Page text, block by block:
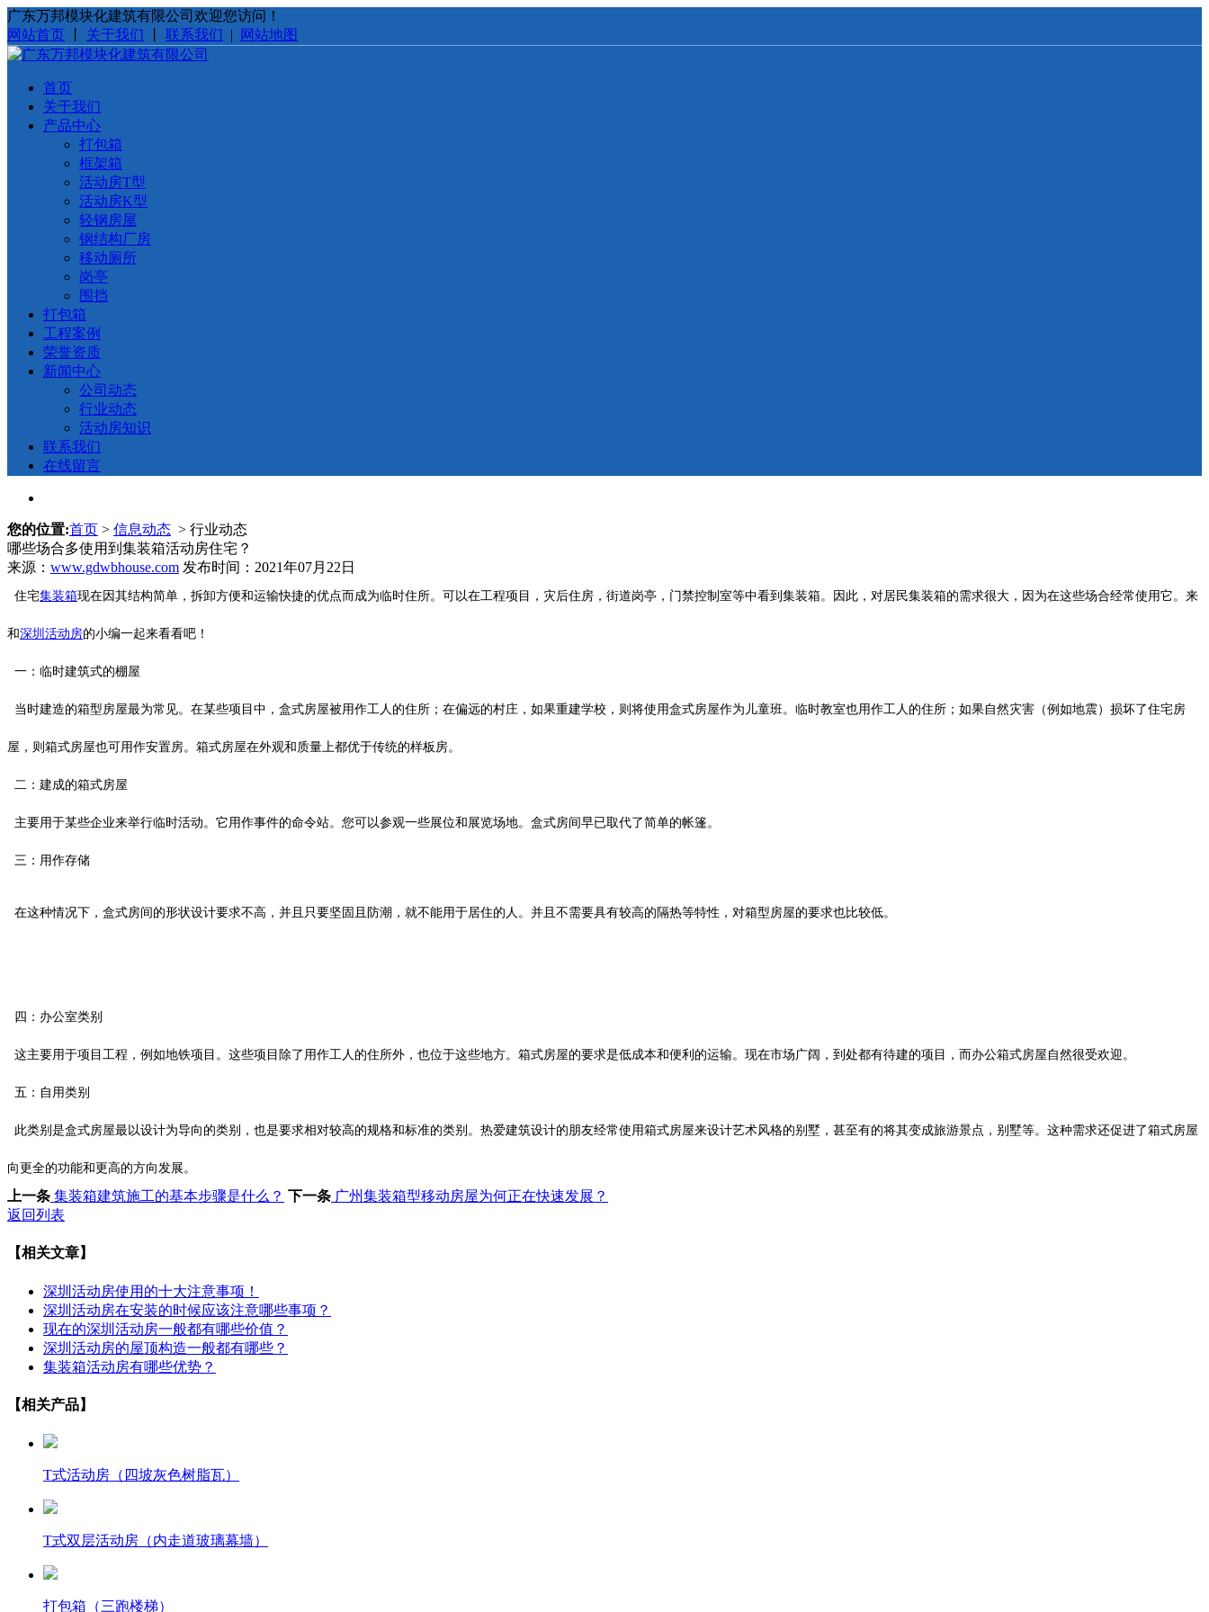
广东万邦模块化建筑有限公司欢迎您访问！
网站首页
关于我们 联系我们 | 网站地图
首页
关于我们
产品中心
打包箱
框架箱
活动房T型
活动房K型
轻钢房屋
钢结构厂房
移动厕所
岗亭
围挡
打包箱
工程案例
荣誉资质
新闻中心
公司动态
行业动态
活动房知识
联系我们
在线留言
您的位置:首页 > 信息动态 > 行业动态
哪些场合多使用到集装箱活动房住宅？
来源： www.gdwbhouse.com 发布时间：2021年07月22日
住宅集装箱现在因其结构简单，拆卸方便和运输快捷的优点而成为临时住所。可以在工程项目，灾后住房，街道岗亭，门禁控制室等中看到集装箱。因此，对居民集装箱的需求很大，因为在这些场合经常使用它。来
和深圳活动房的小编一起来看看吧！
一：临时建筑式的棚屋
当时建造的箱型房屋最为常见。在某些项目中，盒式房屋被用作工人的住所；在偏远的村庄，如果重建学校，则将使用盒式房屋作为儿童班。临时教室也用作工人的住所；如果自然灾害（例如地震）损坏了住宅房
屋，则箱式房屋也可用作安置房。箱式房屋在外观和质量上都优于传统的样板房。
二：建成的箱式房屋
主要用于某些企业来举行临时活动。它用作事件的命令站。您可以参观一些展位和展览场地。盒式房间早已取代了简单的帐篷。
三：用作存储
在这种情况下，盒式房间的形状设计要求不高，并且只要坚固且防潮，就不能用于居住的人。并且不需要具有较高的隔热等特性，对箱型房屋的要求也比较低。
四：办公室类别
这主要用于项目工程，例如地铁项目。这些项目除了用作工人的住所外，也位于这些地方。箱式房屋的要求是低成本和便利的运输。现在市场广阔，到处都有待建的项目，而办公箱式房屋自然很受欢迎。
五：自用类别
此类别是盒式房屋最以设计为导向的类别，也是要求相对较高的规格和标准的类别。热爱建筑设计的朋友经常使用箱式房屋来设计艺术风格的别墅，甚至有的将其变成旅游景点，别墅等。这种需求还促进了箱式房屋
向更全的功能和更高的方向发展。
上一条 集装箱建筑施工的基本步骤是什么？ 下一条 广州集装箱型移动房屋为何正在快速发展？
返回列表
【相关文章】
深圳活动房使用的十大注意事项！
深圳活动房在安装的时候应该注意哪些事项？
现在的深圳活动房一般都有哪些价值？
深圳活动房的屋顶构造一般都有哪些？
集装箱活动房有哪些优势？
【相关产品】
T式活动房（四坡灰色树脂瓦）
T式双层活动房（内走道玻璃幕墙）
打包箱（三跑楼梯）